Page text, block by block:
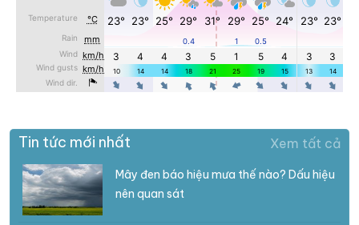
Tin tức mới nhất Xem tất cả
Mây đen báo hiệu mưa thế nào? Dấu hiệu
nên quan sát